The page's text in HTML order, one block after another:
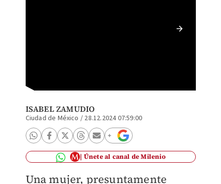
ISABEL ZAMUDIO
Ciudad de México / 28.12.2024 07:59:00
Únete al canal de Milenio
Una mujer, presuntamente